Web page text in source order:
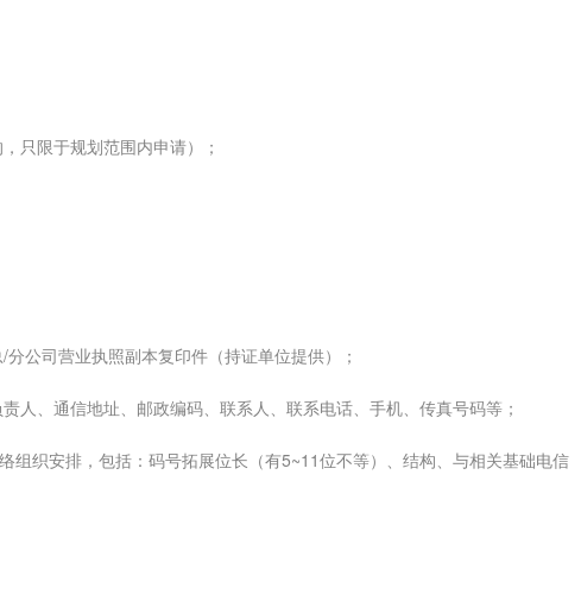
只限于规划范围内申请）；
公司营业执照副本复印件（持证单位提供）；
人、通信地址、邮政编码、联系人、联系电话、手机、传真号码等；
组织安排，包括：码号拓展位长（有5~11位不等）、结构、与相关基础电信